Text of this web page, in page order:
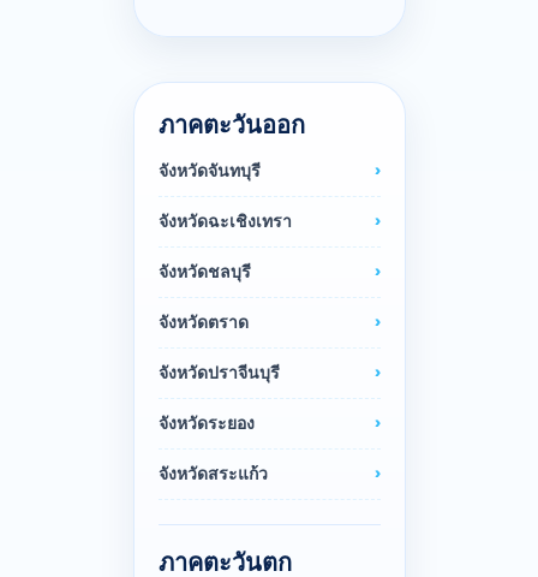
ภาคตะวันออก
จังหวัดจันทบุรี
จังหวัดฉะเชิงเทรา
จังหวัดชลบุรี
จังหวัดตราด
จังหวัดปราจีนบุรี
จังหวัดระยอง
จังหวัดสระแก้ว
ภาคตะวันตก